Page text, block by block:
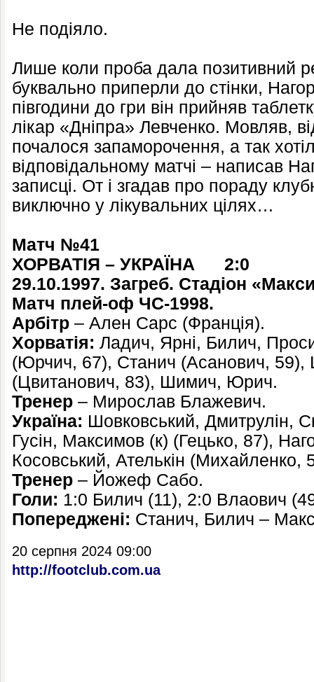
Не подіяло.
Лише коли проба дала позитивний
буквально приперли до стінки,
півгодини до гри він прийняв
лікар «Дніпра» Левченко. Мовляв,
почалося запаморочення, а так
відповідальному матчі – написав
записці. От і згадав про пораду
виключно у лікувальних цілях…
Матч №41
ХОРВАТІЯ – УКРАЇНА 2:0
29.10.1997. Загреб. Стадіон
Матч плей-оф ЧС-1998.
Арбітр – Ален Сарс (Франція).
Хорватія: Ладич, Ярні, Билич,
(Юрчич, 67), Станич (Асанович,
(Цвитанович, 83), Шимич, Юрич.
Тренер – Мирослав Блажевич.
Україна: Шовковський, Дмитрулін,
Гусін, Максимов (к) (Гецько, 87),
Косовський, Ателькін (Михайленко,
Тренер – Йожеф Сабо.
Голи: 1:0 Билич (11), 2:0 Влаович
Попереджені: Станич, Билич –
20 серпня 2024 09:00
http://footclub.com.ua